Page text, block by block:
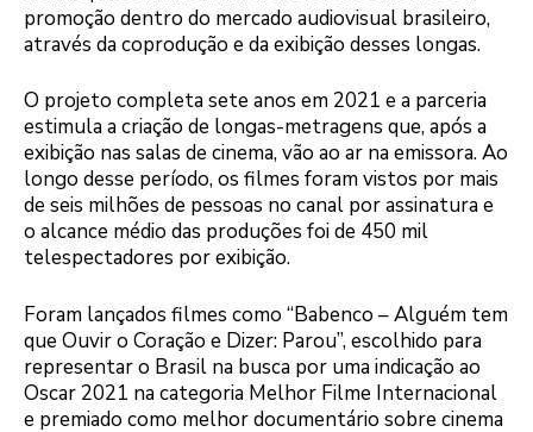
promoção dentro do mercado audiovisual brasileiro,
através da coprodução e da exibição desses longas.
O projeto completa sete anos em 2021 e a parceria
estimula a criação de longas-metragens que, após a
exibição nas salas de cinema, vão ao ar na emissora. Ao
longo desse período, os filmes foram vistos por mais
de seis milhões de pessoas no canal por assinatura e
o alcance médio das produções foi de 450 mil
telespectadores por exibição.
Foram lançados filmes como “Babenco – Alguém tem
que Ouvir o Coração e Dizer: Parou”, escolhido para
representar o Brasil na busca por uma indicação ao
Oscar 2021 na categoria Melhor Filme Internacional
e premiado como melhor documentário sobre cinema